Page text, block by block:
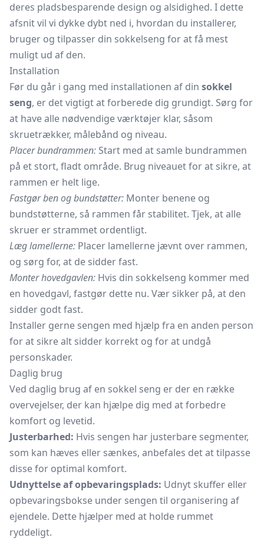
deres pladsbesparende design og alsidighed. I dette
afsnit vil vi dykke dybt ned i, hvordan du installerer,
bruger og tilpasser din sokkelseng for at få mest
muligt ud af den.
Installation
Før du går i gang med installationen af din sokkel
seng, er det vigtigt at forberede dig grundigt. Sørg for
at have alle nødvendige værktøjer klar, såsom
skruetrækker, målebånd og niveau.
Placer bundrammen: Start med at samle bundrammen
på et stort, fladt område. Brug niveauet for at sikre, at
rammen er helt lige.
Fastgør ben og bundstøtter: Monter benene og
bundstøtterne, så rammen får stabilitet. Tjek, at alle
skruer er strammet ordentligt.
Læg lamellerne: Placer lamellerne jævnt over rammen,
og sørg for, at de sidder fast.
Monter hovedgavlen: Hvis din sokkelseng kommer med
en hovedgavl, fastgør dette nu. Vær sikker på, at den
sidder godt fast.
Installer gerne sengen med hjælp fra en anden person
for at sikre alt sidder korrekt og for at undgå
personskader.
Daglig brug
Ved daglig brug af en sokkel seng er der en række
overvejelser, der kan hjælpe dig med at forbedre
komfort og levetid.
Justerbarhed: Hvis sengen har justerbare segmenter,
som kan hæves eller sænkes, anbefales det at tilpasse
disse for optimal komfort.
Udnyttelse af opbevaringsplads: Udnyt skuffer eller
opbevaringsbokse under sengen til organisering af
ejendele. Dette hjælper med at holde rummet
ryddeligt.